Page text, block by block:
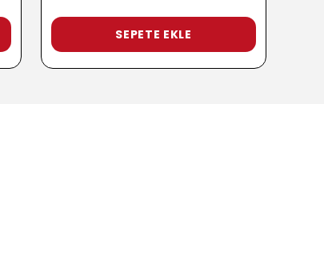
SEPETE EKLE